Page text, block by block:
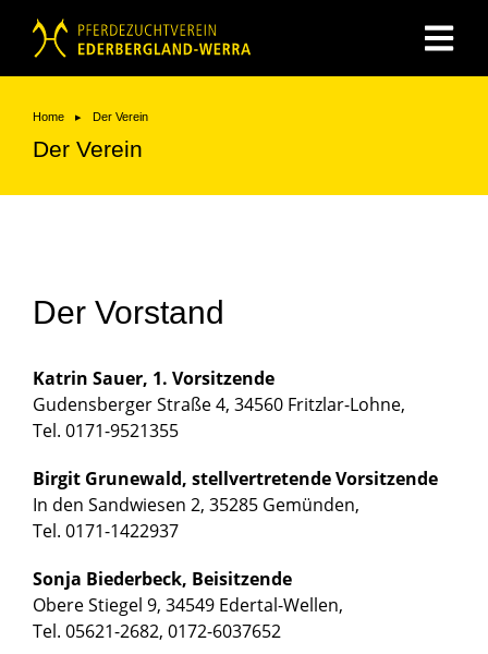
You are here:
Home Der Verein
Der Verein
Der Vorstand
Katrin Sauer, 1. Vorsitzende
Gudensberger Straße 4, 34560 Fritzlar-Lohne,
Tel. 0171-9521355
Birgit Grunewald, stellvertretende Vorsitzende
In den Sandwiesen 2, 35285 Gemünden,
Tel. 0171-1422937
Sonja Biederbeck, Beisitzende
Obere Stiegel 9, 34549 Edertal-Wellen,
Tel. 05621-2682, 0172-6037652